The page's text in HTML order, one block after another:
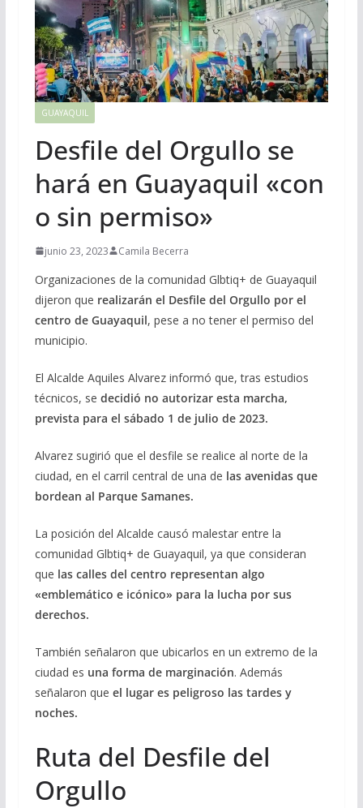
GUAYAQUIL
Desfile del Orgullo se
hará en Guayaquil «con
o sin permiso»
junio 23, 2023 Camila Becerra
Organizaciones de la comunidad Glbtiq+ de Guayaquil
dijeron que realizarán el Desfile del Orgullo por el
centro de Guayaquil, pese a no tener el permiso del
municipio.
El Alcalde Aquiles Alvarez informó que, tras estudios
técnicos, se decidió no autorizar esta marcha,
prevista para el sábado 1 de julio de 2023.
Alvarez sugirió que el desfile se realice al norte de la
ciudad, en el carril central de una de las avenidas que
bordean al Parque Samanes.
La posición del Alcalde causó malestar entre la
comunidad Glbtiq+ de Guayaquil, ya que consideran
que las calles del centro representan algo
«emblemático e icónico» para la lucha por sus
derechos.
También señalaron que ubicarlos en un extremo de la
ciudad es una forma de marginación. Además
señalaron que el lugar es peligroso las tardes y
noches.
Ruta del Desfile del
Orgullo